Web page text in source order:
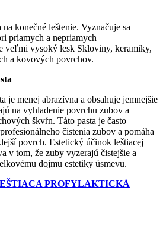
konečné leštenie. Vyznačuje sa
priamych a nepriamych
veľmi vysoký lesk Skloviny, keramiky,
a kovových povrchov.
je menej abrazívna a obsahuje jemnejšie
na vyhladenie povrchu zubov a
škvŕn. Táto pasta je často
čistenia zubov a pomáha
povrch. Estetický účinok leštiacej
v tom, že zuby vyzerajú čistejšie a
dojmu estetiky úsmevu.
PROFYLAKTICKÁ